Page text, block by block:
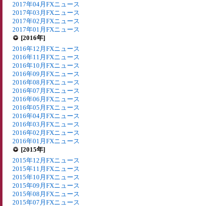
2017年04月FXニュース
2017年03月FXニュース
2017年02月FXニュース
2017年01月FXニュース
[2016年]
2016年12月FXニュース
2016年11月FXニュース
2016年10月FXニュース
2016年09月FXニュース
2016年08月FXニュース
2016年07月FXニュース
2016年06月FXニュース
2016年05月FXニュース
2016年04月FXニュース
2016年03月FXニュース
2016年02月FXニュース
2016年01月FXニュース
[2015年]
2015年12月FXニュース
2015年11月FXニュース
2015年10月FXニュース
2015年09月FXニュース
2015年08月FXニュース
2015年07月FXニュース